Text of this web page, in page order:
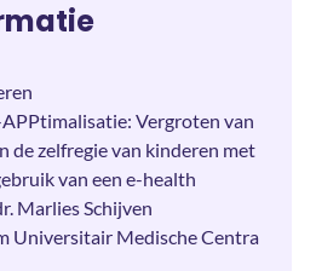
Vergroten van
de zelfregie van kinderen met
van een e-health
Marlies Schijven
Universitair Medische Centra